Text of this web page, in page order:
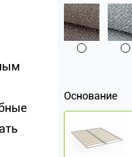
Основание